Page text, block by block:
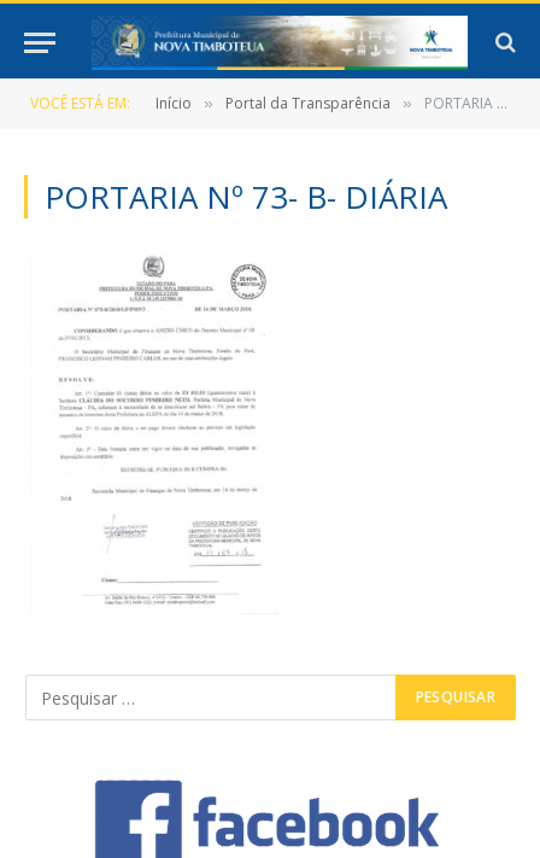
VOCÊ ESTÁ EM: Início » Portal da Transparência » PORTARIA Nº 73- B- DIÁRIA
PORTARIA Nº 73- B- DIÁRIA